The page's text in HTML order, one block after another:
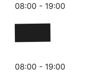
08:00 - 19:00
08:00 - 19:00